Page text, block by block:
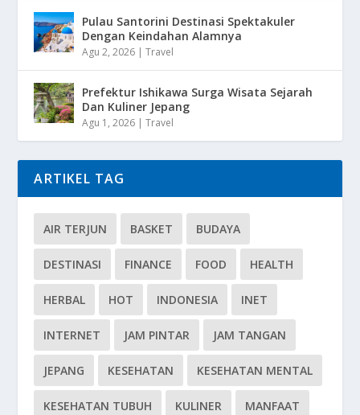
Pulau Santorini Destinasi Spektakuler
Dengan Keindahan Alamnya
Agu 2, 2026 |Travel
Prefektur Ishikawa Surga Wisata Sejarah
Dan Kuliner Jepang
Agu 1, 2026 |Travel
ARTIKEL TAG
AIR TERJUN BASKET BUDAYA
DESTINASI FINANCE FOOD HEALTH
HERBAL HOT INDONESIA INET
INTERNET JAM PINTAR JAM TANGAN
JEPANG KESEHATAN KESEHATAN MENTAL
KESEHATAN TUBUH KULINER MANFAAT